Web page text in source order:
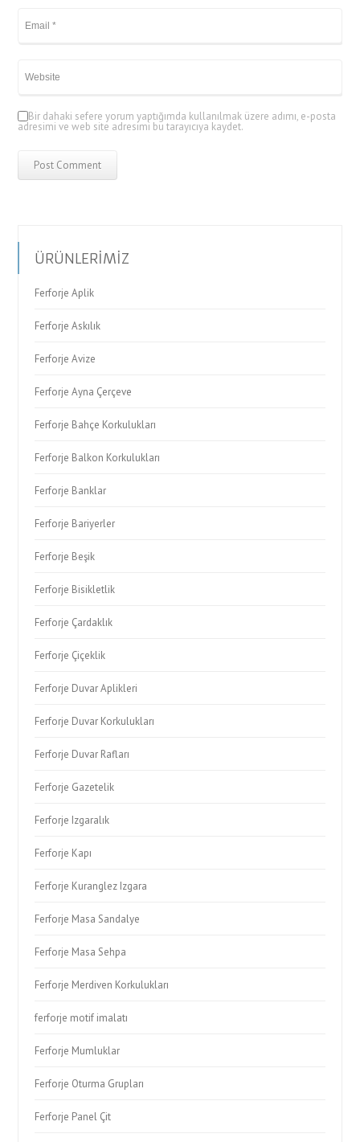
Bir dahaki sefere yorum yaptığımda kullanılmak üzere adımı, e-posta
adresimi ve web site adresimi bu tarayıcıya kaydet.
ÜRÜNLERİMİZ
Ferforje Aplik
Ferforje Askılık
Ferforje Avize
Ferforje Ayna Çerçeve
Ferforje Bahçe Korkulukları
Ferforje Balkon Korkulukları
Ferforje Banklar
Ferforje Bariyerler
Ferforje Beşik
Ferforje Bisikletlik
Ferforje Çardaklık
Ferforje Çiçeklik
Ferforje Duvar Aplikleri
Ferforje Duvar Korkulukları
Ferforje Duvar Rafları
Ferforje Gazetelik
Ferforje Izgaralık
Ferforje Kapı
Ferforje Kuranglez Izgara
Ferforje Masa Sandalye
Ferforje Masa Sehpa
Ferforje Merdiven Korkulukları
ferforje motif imalatı
Ferforje Mumluklar
Ferforje Oturma Grupları
Ferforje Panel Çit